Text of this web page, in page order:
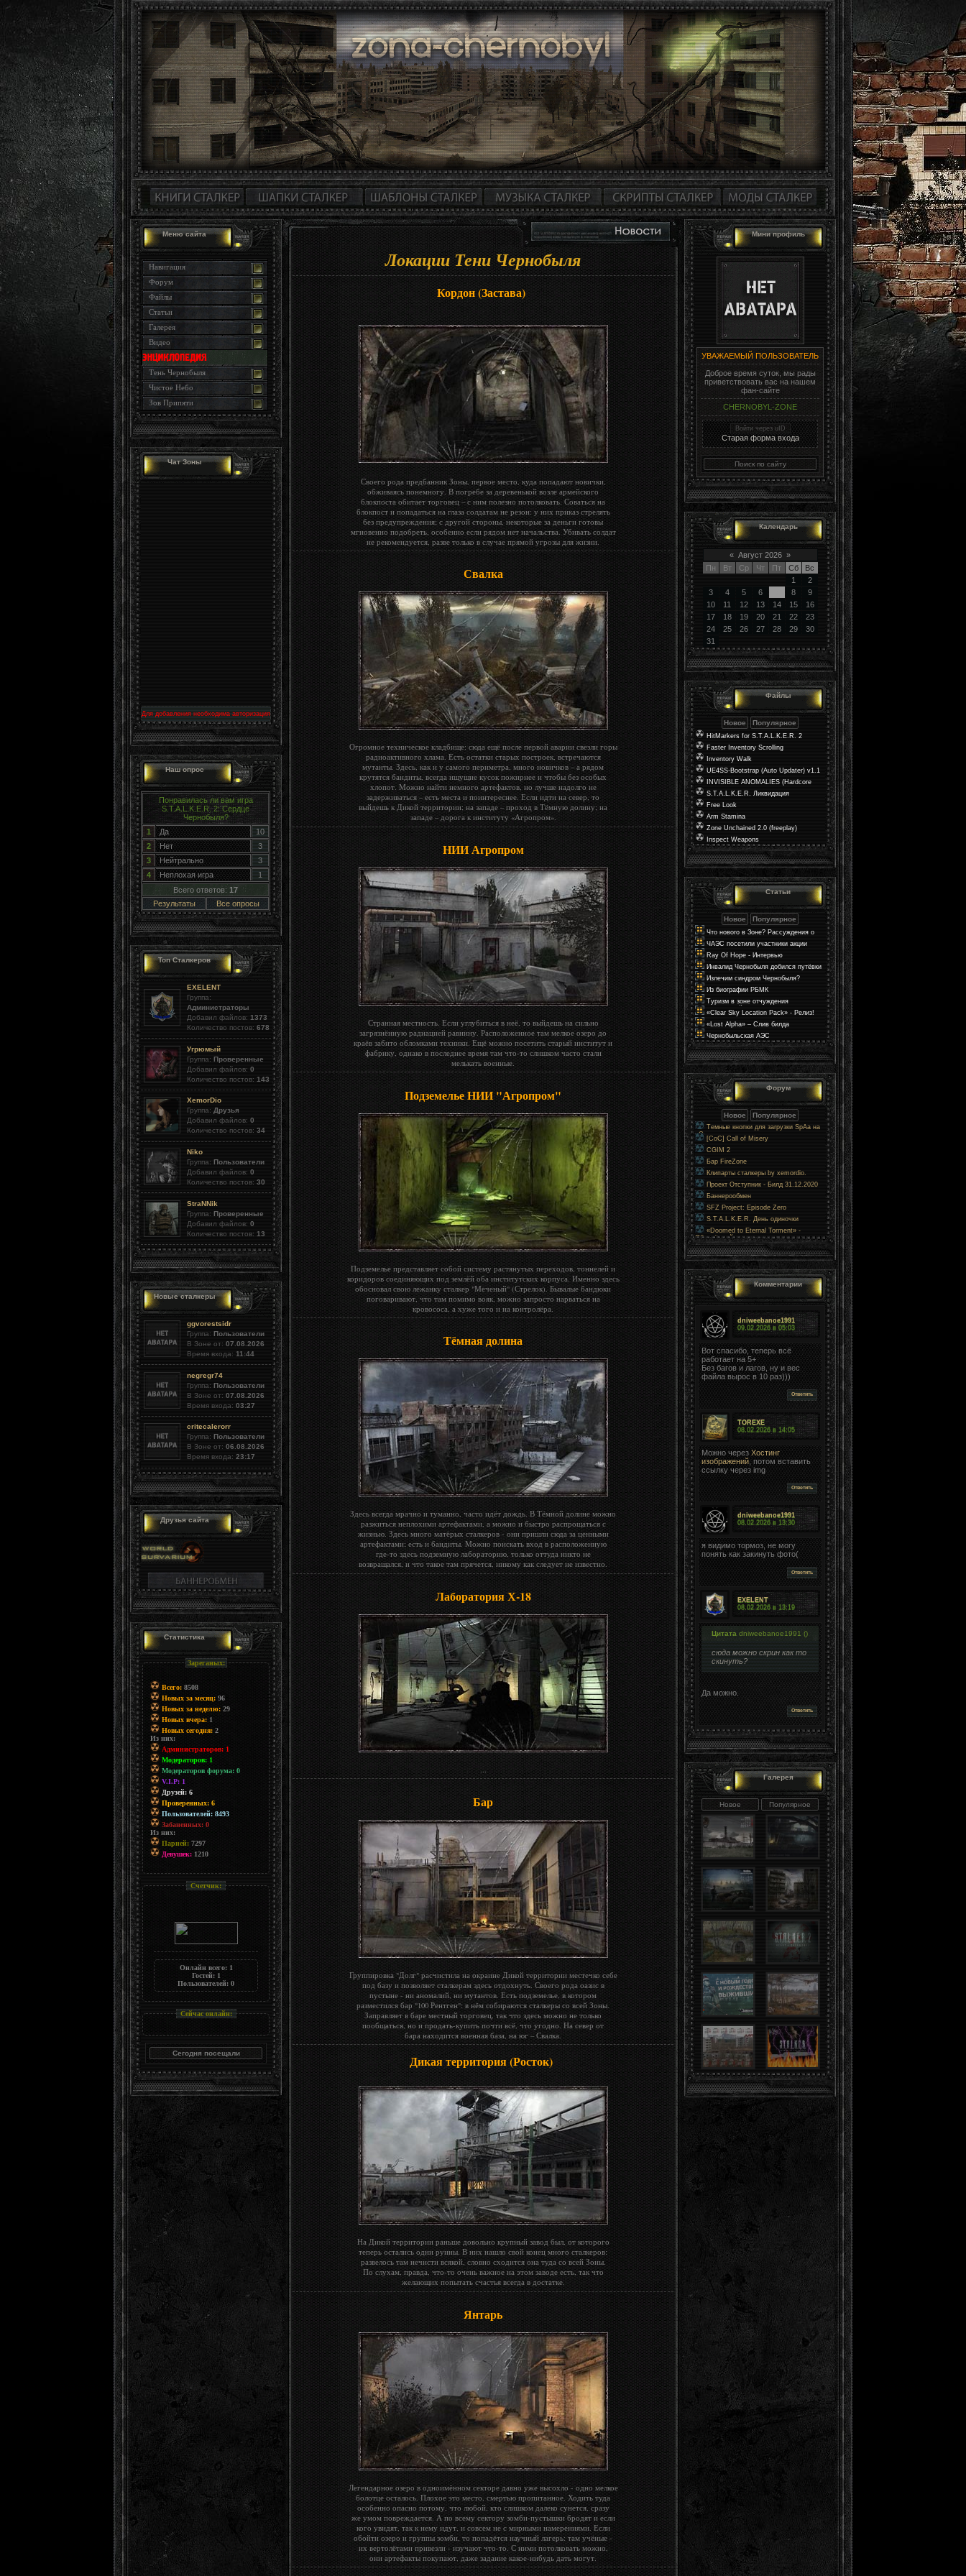
Меню сайта
Навигация
Форум
Файлы
Статьи
Галерея
Видео
Тень Чернобыля
Чистое Небо
Зов Припяти
Чат Зоны
Для добавления необходима авторизация
Наш опрос
Понравилась ли вам игра
S.T.A.L.K.E.R. 2: Сердце
Чернобыля?
1
Да
10
2
Нет
3
3
Нейтрально
3
4
Неплохая игра
1
Всего ответов: 17
Результаты
Все опросы
Топ Сталкеров
EXELENT
Группа:
Администраторы
Добавил файлов: 1373
Количество постов: 678
Угрюмый
Группа: Проверенные
Добавил файлов: 0
Количество постов: 143
XemorDio
Группа: Друзья
Добавил файлов: 0
Количество постов: 34
Niko
Группа: Пользователи
Добавил файлов: 0
Количество постов: 30
StraNNik
Группа: Проверенные
Добавил файлов: 0
Количество постов: 13
Новые сталкеры
ggvorestsidr
Группа: Пользователи
В Зоне от: 07.08.2026
Время входа: 11:44
negregr74
Группа: Пользователи
В Зоне от: 07.08.2026
Время входа: 03:27
critecalerorr
Группа: Пользователи
В Зоне от: 06.08.2026
Время входа: 23:17
Друзья сайта
Статистика
Зареганых:
Всего:8508
Новых за месяц:96
Новых за неделю:29
Новых вчера:1
Новых сегодня:2
Из них:
Администраторов: 1
Модераторов: 1
Модераторов форума: 0
V.I.P: 1
Друзей: 6
Проверенных: 6
Пользователей: 8493
Забаненных: 0
Из них:
Парней:7297
Девушек:1210
Счетчик:
Онлайн всего: 1
Гостей: 1
Пользователей: 0
Сейчас онлайн:
Локации Тени Чернобыля
Кордон (Застава)
Своего рода предбанник Зоны, первое место, куда попадают новички,
обживаясь понемногу. В погребе за деревенькой возле армейского
блокпоста обитает торговец – с ним полезно потолковать. Соваться на
блокпост и попадаться на глаза солдатам не резон: у них приказ стрелять
без предупреждения; с другой стороны, некоторые за деньги готовы
мгновенно подобреть, особенно если рядом нет начальства. Убивать солдат
не рекомендуется, разве только в случае прямой угрозы для жизни.
Свалка
Огромное техническое кладбище: сюда ещё после первой аварии свезли горы
радиоактивного хлама. Есть остатки старых построек, встречаются
мутанты. Здесь, как и у самого периметра, много новичков – а рядом
крутятся бандиты, всегда ищущие кусок пожирнее и чтобы без особых
хлопот. Можно найти немного артефактов, но лучше надолго не
задерживаться – есть места и поинтереснее. Если идти на север, то
выйдешь к Дикой территории; на западе – проход в Тёмную долину; на
западе – дорога к институту «Агропром».
НИИ Агропром
Странная местность. Если углубиться в неё, то выйдешь на сильно
загрязнённую радиацией равнину. Расположенное там мелкое озеро до
краёв забито обломками техники. Ещё можно посетить старый институт и
фабрику, однако в последнее время там что-то слишком часто стали
мелькать военные.
Подземелье НИИ "Агропром"
Подземелье представляет собой систему растянутых переходов, тоннелей и
коридоров соединяющих под землёй оба институтских корпуса. Именно здесь
обосновал свою лежанку сталкер "Меченый" (Стрелок). Бывалые бандюки
поговаривают, что там помимо вояк, можно запросто нарваться на
кровососа, а хуже того и на контролёра.
Тёмная долина
Здесь всегда мрачно и туманно, часто идёт дождь. В Тёмной долине можно
разжиться неплохими артефактами, а можно и быстро распрощаться с
жизнью. Здесь много матёрых сталкеров - они пришли сюда за ценными
артефактами; есть и бандиты. Можно поискать вход в расположенную
где-то здесь подземную лабораторию, только оттуда никто не
возвращался, и что такое там прячется, никому как следует не известно.
Лаборатория Х-18
...
Бар
Группировка "Долг" расчистила на окраине Дикой территории местечко себе
под базу и позволяет сталкерам здесь отдохнуть. Своего рода оазис в
пустыне - ни аномалий, ни мутантов. Есть подземелье, в котором
разместился бар "100 Рентген": в нём собираются сталкеры со всей Зоны.
Заправляет в баре местный торговец, так что здесь можно не только
пообщаться, но и продать-купить почти всё, что угодно. На север от
бара находится военная база, на юг – Свалка.
Дикая территория (Росток)
На Дикой территории раньше довольно крупный завод был, от которого
теперь остались одни руины. В них нашло свой конец много сталкеров:
развелось там нечисти всякой, словно сходится она туда со всей Зоны.
По слухам, правда, что-то очень важное на этом заводе есть, так что
желающих попытать счастья всегда в достатке.
Янтарь
Легендарное озеро в одноимённом секторе давно уже высохло - одно мелкое
болотце осталось. Плохое это место, смертью пропитанное. Ходить туда
особенно опасно потому, что любой, кто слишком далеко сунется, сразу
же умом повреждается. А по всему сектору зомби-пустышки бродят и если
кого увидят, так к нему идут, и совсем не с мирными намерениями. Если
обойти озеро и группы зомби, то попадётся научный лагерь: там учёные -
их вертолётами привезли - изучают что-то. С ними потолковать можно,
они артефакты покупают, даже задание какое-нибудь дать могут.
Мини профиль
УВАЖАЕМЫЙ ПОЛЬЗОВАТЕЛЬ
Доброе время суток, мы рады
приветствовать вас на нашем
фан-сайте
CHERNOBYL-ZONE
Войти через uID
Старая форма входа
Календарь
« Август 2026 »
Пн
Вт Ср Чт Пт Сб
Вс
1
2
3
4 5 6 8
9
10
11 12 13 14 15
16
17
18 19 20 21 22
23
24
25 26 27 28 29
30
31
Файлы
HitMarkers for S.T.A.L.K.E.R. 2
Faster Inventory Scrolling
Inventory Walk
UE4SS-Bootstrap (Auto Updater) v1.1
INVISIBLE ANOMALIES (Hardcore
Mod)
S.T.A.L.K.E.R. Ликвидация
Free Look
Arm Stamina
Zone Unchained 2.0 (freeplay)
Inspect Weapons
Статьи
Что нового в Зоне? Рассуждения о
мире в S.T.A.L.K.E.R. 2
ЧАЭС посетили участники акции
«Поезд Единения Украины»
Ray Of Hope - Интервью
Инвалид Чернобыля добился путёвки
через прокуратуру
Излечим синдром Чернобыля?
Из биографии РБМК
Туризм в зоне отчуждения
Чернобыльской АЭС
«Clear Sky Location Pack» - Релиз!
«Lost Alpha» – Слив билда
Чернобыльская АЭС
Форум
Темные кнопки для загрузки SpAa на
uCoz
[CoC] Call of Misery
CGIM 2
Бар FireZone
Клипарты сталкеры by xemordio.
Проект Отступник - Билд 31.12.2020
Баннерообмен
SFZ Project: Episode Zero
S.T.A.L.K.E.R. День одиночки
«Doomed to Eternal Torment» -
Обречённый на вечные муки
Комментарии
dniweebanoe1991
09.02.2026 в05:03
Вот спасибо, теперь всё
работает на 5+
Без багов и лагов, ну и вес
файла вырос в 10 раз)))
Ответить
TOREXE
08.02.2026 в14:05
Можно черезХостинг
изображений, потом вставить
ссылку через img
Ответить
dniweebanoe1991
08.02.2026 в13:30
я видимо тормоз, не могу
понять как закинуть фото(
Ответить
EXELENT
08.02.2026 в13:19
Цитата dniweebanoe1991 ()
сюда можно скрин как то
скинуть?
Да можно.
Ответить
Галерея